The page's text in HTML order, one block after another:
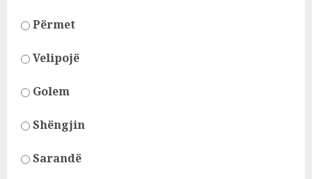
Përmet
Velipojë
Golem
Shëngjin
Sarandë